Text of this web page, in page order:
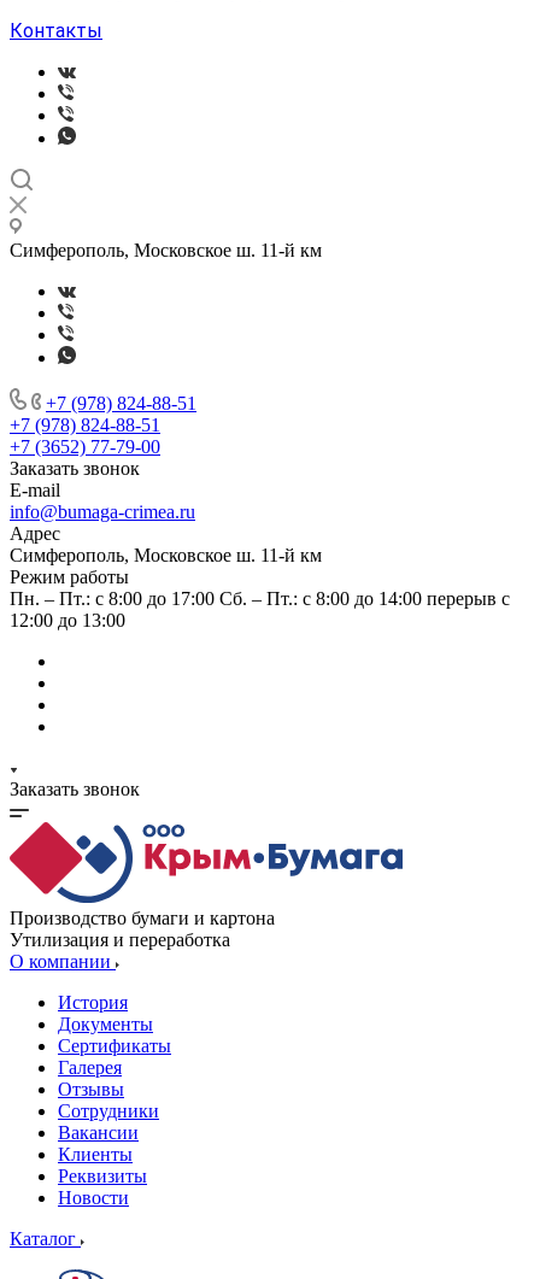
Контакты
Симферополь, Московское ш. 11-й км
+7 (978) 824-88-51
+7 (978) 824-88-51
+7 (3652) 77-79-00
Заказать звонок
E-mail
info@bumaga-crimea.ru
Адрес
Симферополь, Московское ш. 11-й км
Режим работы
Пн. – Пт.: с 8:00 до 17:00 Сб. – Пт.: с 8:00 до 14:00 перерыв с
12:00 до 13:00
Заказать звонок
Производство бумаги и картона
Утилизация и переработка
О компании
История
Документы
Сертификаты
Галерея
Отзывы
Сотрудники
Вакансии
Клиенты
Реквизиты
Новости
Каталог